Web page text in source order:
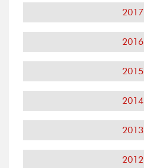
2017
2016
2015
2014
2013
2012